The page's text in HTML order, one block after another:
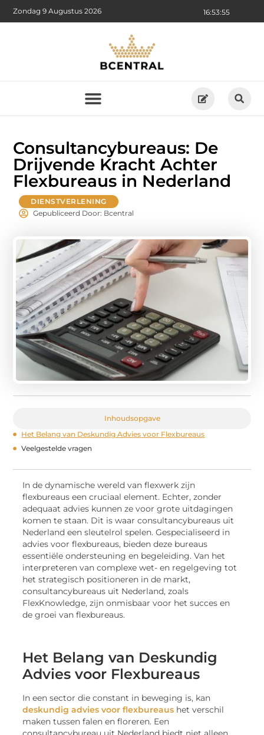
16:53:57
Zondag 9 Augustus 2026
Consultancybureaus: De
Drijvende Kracht Achter
Flexbureaus in Nederland
DIENSTVERLENING
Gepubliceerd Door: Bcentral
Inhoudsopgave
Het Belang van Deskundig Advies voor Flexbureaus
Veelgestelde vragen
In de dynamische wereld van flexwerk zijn
flexbureaus een cruciaal element. Echter, zonder
adequaat advies kunnen ze voor grote uitdagingen
komen te staan. Dit is waar consultancybureaus uit
Nederland een sleutelrol spelen. Gespecialiseerd in
advies voor flexbureaus, bieden deze bureaus
essentiële ondersteuning en begeleiding. Van het
interpreteren van complexe wet- en regelgeving tot
het strategisch positioneren in de markt,
consultancybureaus uit Nederland, zoals
FlexKnowledge, zijn onmisbaar voor het succes en
de groei van flexbureaus.
Het Belang van Deskundig
Advies voor Flexbureaus
In een sector die constant in beweging is, kan
deskundig advies voor flexbureaus het verschil
maken tussen falen en floreren. Een
consultancybureau uit Nederland biedt niet alleen